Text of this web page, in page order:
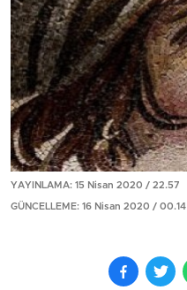
YAYINLAMA: 15 Nisan 2020 / 22.57
GÜNCELLEME: 16 Nisan 2020 / 00.14